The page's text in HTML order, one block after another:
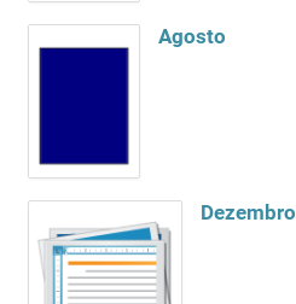
Agosto
Dezembro